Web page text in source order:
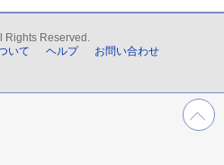
Rights Reserved.
いて ヘルプ
お問い合わせ